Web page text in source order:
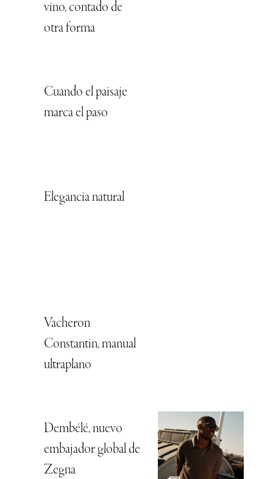
vino, contado de
otra forma
Cuando el paisaje
marca el paso
Elegancia natural
Vacheron
Constantin, manual
ultraplano
Dembélé, nuevo
embajador global de
Zegna